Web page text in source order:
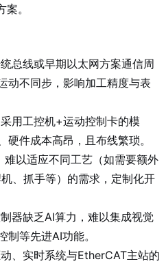
。
总线或早期以太网方案通信周
动不同步，影响加工精度与表
采用工控机+运动控制卡的模
件成本高昂，且布线繁琐。
难以适应不同工艺（如需要额外
、抓手等）的需求，定制化开
器缺乏AI算力，难以集成视觉
等先进AI功能。
、实时系统与EtherCAT主站的